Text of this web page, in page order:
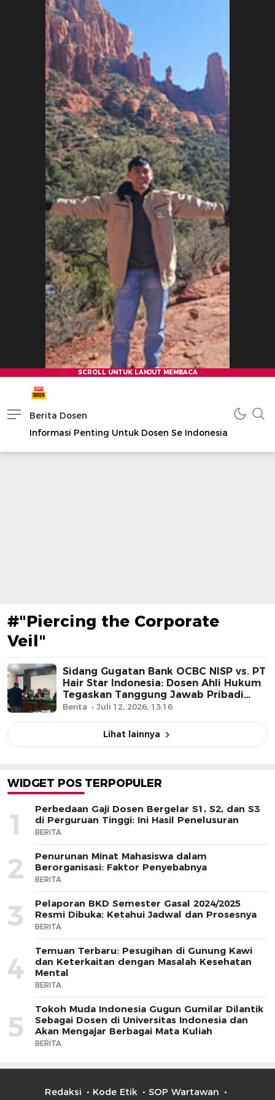
Berita Dosen
Informasi Penting Untuk Dosen Se Indonesia
#"Piercing the Corporate
Veil"
Sidang Gugatan Bank OCBC NISP vs. PT
Hair Star Indonesia: Dosen Ahli Hukum
Tegaskan Tanggung Jawab Pribadi
Pemegang Saham dan Direksi
Berita Juli 12, 2026, 13:16
Lihat lainnya
WIDGET POS TERPOPULER
1
Perbedaan Gaji Dosen Bergelar S1, S2, dan S3
di Perguruan Tinggi: Ini Hasil Penelusuran
BERITA
2
Penurunan Minat Mahasiswa dalam
Berorganisasi: Faktor Penyebabnya
BERITA
3
Pelaporan BKD Semester Gasal 2024/2025
Resmi Dibuka: Ketahui Jadwal dan Prosesnya
BERITA
4
Temuan Terbaru: Pesugihan di Gunung Kawi
dan Keterkaitan dengan Masalah Kesehatan
Mental
BERITA
5
Tokoh Muda Indonesia Gugun Gumilar Dilantik
Sebagai Dosen di Universitas Indonesia dan
Akan Mengajar Berbagai Mata Kuliah
BERITA
Redaksi Kode Etik SOP Wartawan